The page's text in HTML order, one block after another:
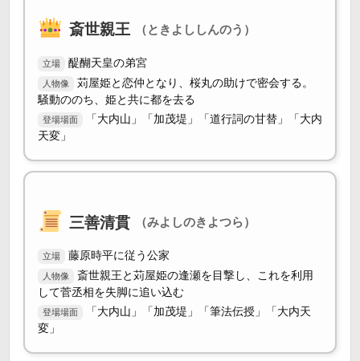
斎世親王 （ときよししんのう）
立場 醍醐天皇の弟宮
人物像
苅屋姫と恋仲となり、桜丸の助けで密会する。
騒動ののち、姫と共に都を去る
登場場面
「大内山」「加茂堤」「道行詞の甘替」「大内
天変」
三善清貫 （みよしのきよつら）
立場 藤原時平に従う公家
人物像
斎世親王と苅屋姫の逢瀬を目撃し、これを利用
して菅丞相を失脚に追い込む
登場場面
「大内山」「加茂堤」「筆法伝授」「大内天
変」